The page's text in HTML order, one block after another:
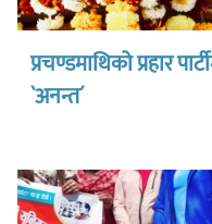
प्रचण्डमाथिको प्रहार
`अनन्त´